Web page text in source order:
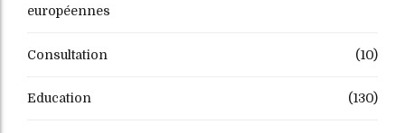
européennes
Consultation (10)
Education (130)